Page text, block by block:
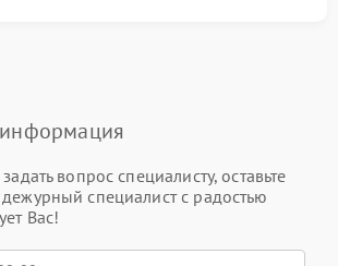
вопрос специалисту, оставьте
специалист с радостью
Вас!